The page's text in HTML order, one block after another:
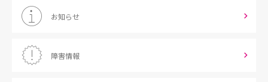
お知らせ
障害情報